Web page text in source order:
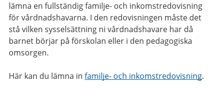
lämna en fullständig familje- och inkomstredovisning
för vårdnadshavarna. I den redovisningen måste det
stå vilken sysselsättning ni vårdnadshavare har då
barnet börjar på förskolan eller i den pedagogiska
omsorgen.
Här kan du lämna in familje- och inkomstredovisning.